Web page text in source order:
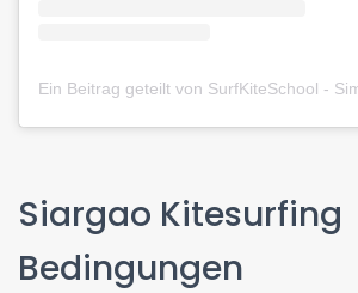
Siargao Kitesurfing
Bedingungen